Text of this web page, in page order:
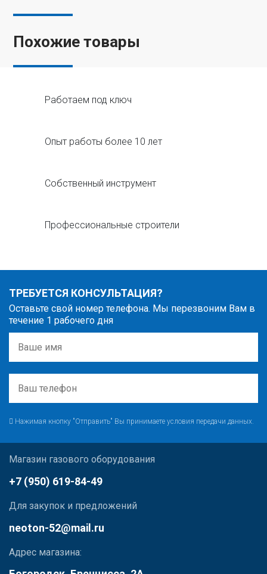
Похожие товары
Работаем под ключ
Опыт работы более 10 лет
Собственный инструмент
Профессиональные строители
ТРЕБУЕТСЯ КОНСУЛЬТАЦИЯ?
Оставьте свой номер телефона. Мы перезвоним Вам в
течение 1 рабочего дня
Нажимая кнопку "Отправить" Вы принимаете условия передачи данных.
Магазин газового оборудования
+7 (950) 619-84-49
Для закупок и предложений
neoton-52@mail.ru
Адрес магазина: